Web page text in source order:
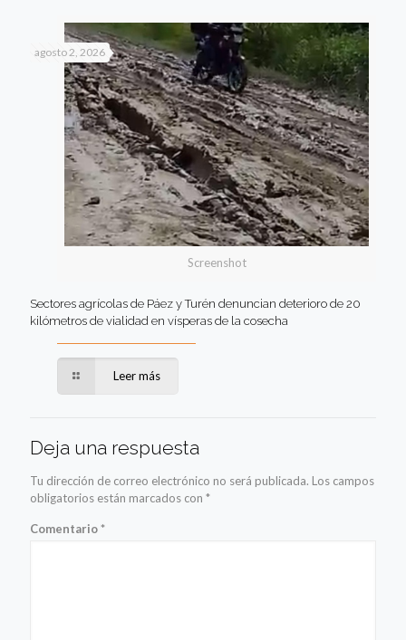
Screenshot
agosto 2, 2026
Sectores agrícolas de Páez y Turén denuncian deterioro de 20
kilómetros de vialidad en vísperas de la cosecha
Leer más
Deja una respuesta
Tu dirección de correo electrónico no será publicada. Los campos
obligatorios están marcados con *
Comentario*